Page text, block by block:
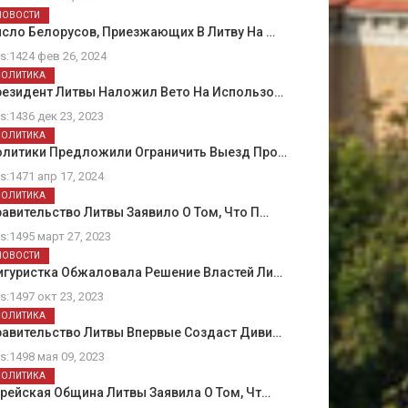
Белорусов, Приезжающих В Литву На …
фев 26, 2024
Литвы Наложил Вето На Использо…
дек 23, 2023
Предложили Ограничить Выезд Про…
апр 17, 2024
Литвы Заявило О Том, Что П…
март 27, 2023
Обжаловала Решение Властей Ли…
окт 23, 2023
Литвы Впервые Создаст Диви…
мая 09, 2023
Община Литвы Заявила О Том, Чт…